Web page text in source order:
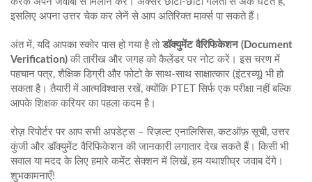
इसलिए अपना उत्तर चेक कर लेनें से आप अतिरिक्त मार्क्स पा सकते हैं।
अंत में, यदि आपका स्कोर पास हो गया है तो डॉक्युमेंट वैरिफिकेशन (Document
Verification) की तारीख और जगह को कैलेंडर पर नोट करें। इस चरण में
पहचान पत्र, शैक्षिक डिग्री और फोटो के साथ-साथ साक्षात्कार (इंटरव्यू) भी हो
सकता है। तैयारी में आत्मविश्वास रखें, क्योंकि PTET सिर्फ एक परीक्षा नहीं बल्कि
आपके शिक्षक करियर का पहला कदम है।
रोज़ रिपोर्टर पर आप सभी अपडेट्स – रिज़ल्ट एनालिसिस, कटऑफ़ सूची, उत्तर
कुंजी और डॉक्युमेंट वैरिफिकेशन की जानकारी लगातार देख सकते हैं। किसी भी
सवाल या मदद के लिए हमारे कमेंट सेक्शन में लिखें, हम यथाशीघ्र जवाब देंगे।
शुभकामनाएँ!